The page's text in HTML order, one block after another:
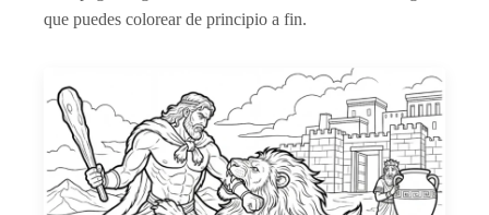
que puedes colorear de principio a fin.